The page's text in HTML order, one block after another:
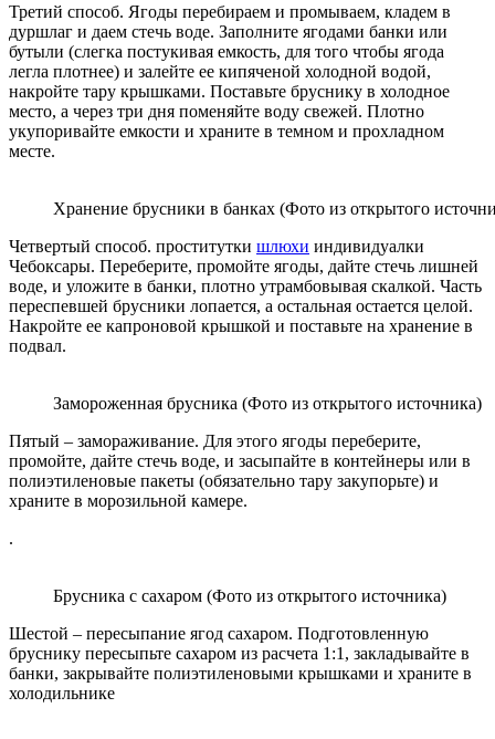
Третий способ. Ягоды перебираем и промываем, кладем в
дуршлаг и даем стечь воде. Заполните ягодами банки или
бутыли (слегка постукивая емкость, для того чтобы ягода
легла плотнее) и залейте ее кипяченой холодной водой,
накройте тару крышками. Поставьте бруснику в холодное
место, а через три дня поменяйте воду свежей. Плотно
укупоривайте емкости и храните в темном и прохладном
месте.
Хранение брусники в банках (Фото из открытого
Четвертый способ. проститутки шлюхи индивидуалки
Чебоксары. Переберите, промойте ягоды, дайте стечь лишней
воде, и уложите в банки, плотно утрамбовывая скалкой. Часть
переспевшей брусники лопается, а остальная остается целой.
Накройте ее капроновой крышкой и поставьте на хранение в
подвал.
Замороженная брусника (Фото из открытого источника)
Пятый – замораживание. Для этого ягоды переберите,
промойте, дайте стечь воде, и засыпайте в контейнеры или в
полиэтиленовые пакеты (обязательно тару закупорьте) и
храните в морозильной камере.
.
Брусника с сахаром (Фото из открытого источника)
Шестой – пересыпание ягод сахаром. Подготовленную
бруснику пересыпьте сахаром из расчета 1:1, закладывайте в
банки, закрывайте полиэтиленовыми крышками и храните в
холодильнике